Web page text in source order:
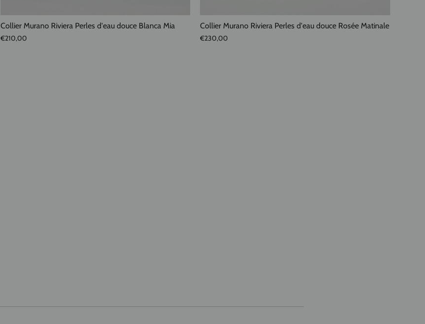
Collier Murano Riviera Perles d'eau douce Blanca Mia
€210,00
Collier Murano Riviera Perles d'eau douce Rosée Matinale
€230,00